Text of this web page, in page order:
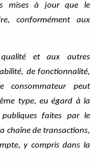
mises à jour que le
conformément aux
et aux autres
de fonctionnalité,
peut
type, eu égard à la
faites par le
chaîne de transactions,
y compris dans la